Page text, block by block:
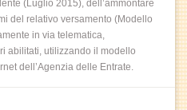
(Luglio 2015), dell’ammontare
del relativo versamento (Modello
in via telematica,
abilitati, utilizzando il modello
dell’Agenzia delle Entrate.